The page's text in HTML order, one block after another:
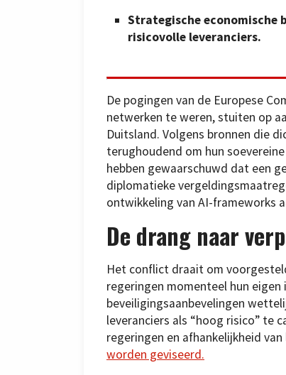
Strategische economische
risicovolle leveranciers.
De pogingen van de Europese
netwerken te weren, stuiten op
Duitsland. Volgens bronnen die
terughoudend om hun
hebben gewaarschuwd dat een
diplomatieke
ontwikkeling van AI-frameworks
De drang naar
Het conflict draait om
regeringen momenteel hun
beveiligingsaanbevelingen
leveranciers als “hoog risico” te
regeringen en afhankelijkheid van
worden geviseerd.